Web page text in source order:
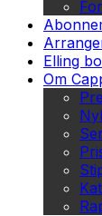
Elling
Om